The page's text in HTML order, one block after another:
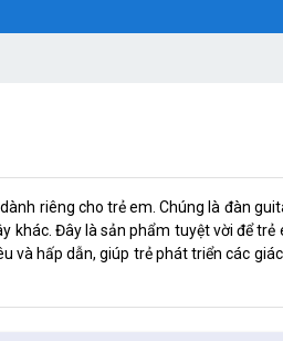
riêng cho trẻ em. Chúng là đàn
khác. Đây là sản phẩm tuyệt vời để trẻ
và hấp dẫn, giúp trẻ phát triển các